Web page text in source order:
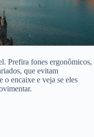
Prefira fones ergonômicos,
que evitam
o encaixe e veja se eles